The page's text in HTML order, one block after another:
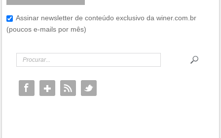
Assinar newsletter de conteúdo exclusivo da winer.com.br
(poucos e-mails por mês)